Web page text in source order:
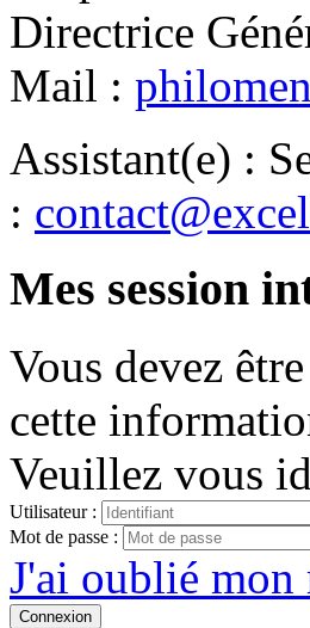
Directrice
Mail :
Assistant(e) :
:
Mes session
Vous devez
cette
Veuillez vous
Utilisateur :
Mot de passe :
J'ai oublié mon
Connexion